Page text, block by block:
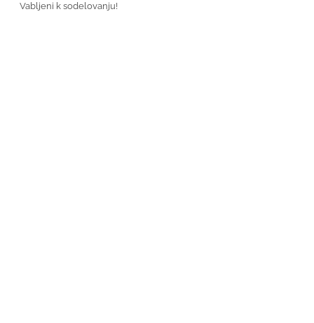
Vabljeni k sodelovanju!